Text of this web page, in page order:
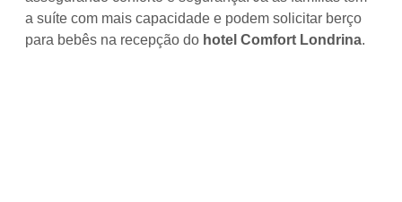
a suíte com mais capacidade e podem solicitar berço
para bebês na recepção do hotel Comfort Londrina.